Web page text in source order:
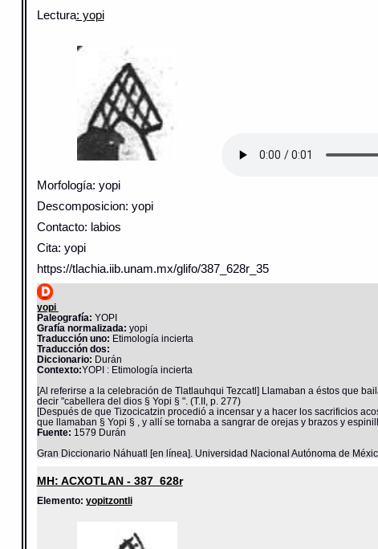
Lectura: yopi
Morfología: yopi
Descomposicion: yopi
Contacto: labios
Cita: yopi
https://tlachia.iib.unam.mx/glifo/387_628r_35
yopi
Paleografía: YOPI
Grafía normalizada: yopi
Traducción uno: Etimología incierta
Traducción dos:
Diccionario: Durán
Contexto:YOPI : Etimología incierta
[Al referirse a la celebración de Tlatlauhqui Tezcatl] Llamaban a éstos que
decir "cabellera del dios § Yopi § ". (T.II, p. 277)
[Después de que Tizocicatzin procedió a incensar y a hacer los sacrificios
que llamaban § Yopi § , y allí se tornaba a sangrar de orejas y brazos y
Fuente: 1579 Durán
Gran Diccionario Náhuatl [en línea]. Universidad Nacional Autónoma de
MH: ACXOTLAN - 387_628r
Elemento: yopitzontli